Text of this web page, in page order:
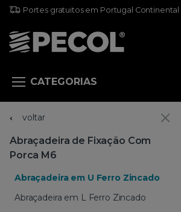
Portes gratuitos em Portugal Continental
CATEGORIAS
voltar
Abraçadeira de Fixação Com
Porca M6
Abraçadeira em U Ferro Zincado
Abraçadeira em L Ferro Zincado